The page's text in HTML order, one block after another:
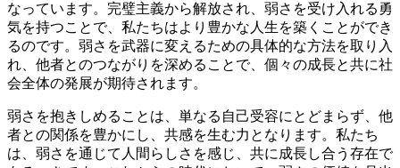
なっています。完璧主義から解放され、弱さを受け入れる勇
気を持つことで、私たちはより豊かな人生を築くことができ
るのです。弱さを武器に変えるための具体的な方法を取り入
れ、他者とのつながりを深めることで、個々の成長と共に社
会全体の発展が期待されます。
弱さを抱きしめることは、単なる自己受容にとどまらず、他
者との関係を豊かにし、共感を生む力となります。私たち
は、弱さを通じて人間らしさを感じ、共に成長し合う存在で